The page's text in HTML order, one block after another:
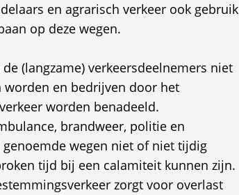
en agrarisch verkeer ook gebruik
op deze wegen.
(langzame) verkeersdeelnemers niet
worden en bedrijven door het
worden benadeeld.
brandweer, politie en
genoemde wegen niet of niet tijdig
tijd bij een calamiteit kunnen zijn.
zorgt voor overlast